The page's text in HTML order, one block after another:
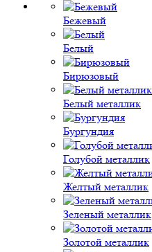
Бежевый
Белый
Бирюзовый
Белый металлик
Бургундия
Голубой металлик
Желтый металлик
Зеленый металлик
Золотой металлик